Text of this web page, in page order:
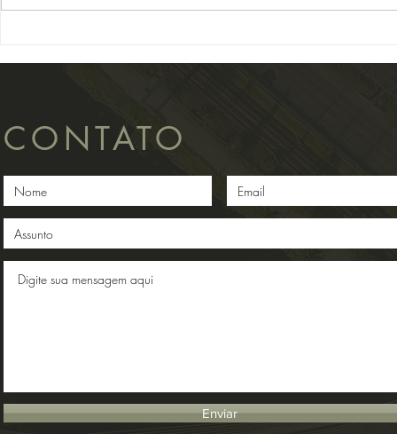
condominial, a Segunda Seção do
a base de
CONTATO
Enviar